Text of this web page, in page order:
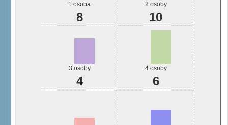
1 osoba
8
2 osoby
10
3 osoby
4
4 osoby
6